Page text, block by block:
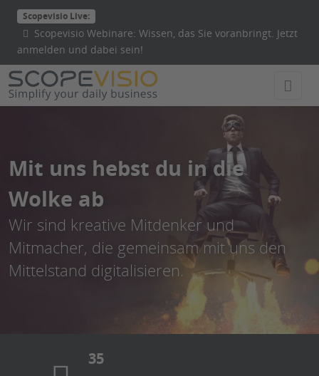
Direkt
zum
Inhalt
wechseln
Scopevisio Live:
Scopevisio Webinare: Wissen, das Sie voranbringt. Jetzt
anmelden und dabei sein!
Mit uns hebst du in die
Wolke ab
Wir sind kreative Mitdenker und
Mitmacher, die gemeinsam mit uns den
Mittelstand digitalisieren.
35